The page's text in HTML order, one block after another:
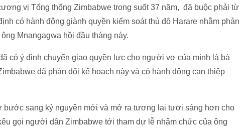
vị Tổng thống Zimbabwe trong suốt 37 năm, đã buộc phải từ
có hành động giành quyền kiểm soát thủ đô Harare nhằm phản
Mnangagwa hồi đầu tháng này.
có ý định chuyển giao quyền lực cho người vợ của mình là bà
đã phản đối kế hoạch này và có hành động can thiệp
sang kỷ nguyên mới và mở ra tương lai tươi sáng hơn cho
gọi người dân Zimbabwe tới tham dự lễ nhậm chức của ông